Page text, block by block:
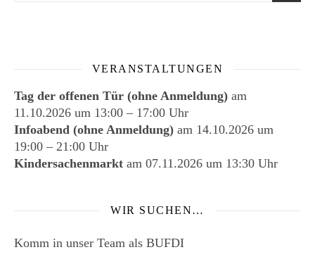
VERANSTALTUNGEN
Tag der offenen Tür (ohne Anmeldung) am
11.10.2026 um 13:00 – 17:00 Uhr
Infoabend (ohne Anmeldung) am 14.10.2026 um
19:00 – 21:00 Uhr
Kindersachenmarkt am 07.11.2026 um 13:30 Uhr
WIR SUCHEN…
Komm in unser Team als BUFDI